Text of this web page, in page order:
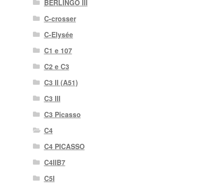
BERLINGO III
C-crosser
C-Elysée
C1 e 107
C2 e C3
C3 II (A51)
C3 III
C3 Picasso
C4
C4 PICASSO
C4IIB7
C5I